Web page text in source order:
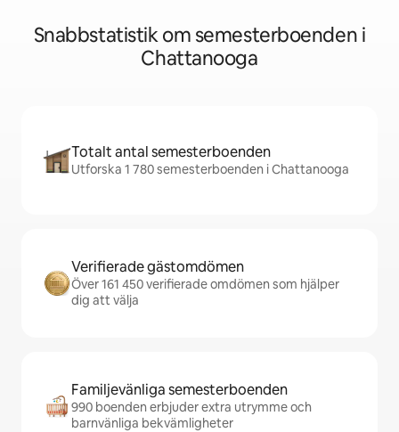
Snabbstatistik om semesterboenden i
Chattanooga
Totalt antal semesterboenden
Utforska 1 780 semesterboenden i Chattanooga
Verifierade gästomdömen
Över 161 450 verifierade omdömen som hjälper
dig att välja
Familjevänliga semesterboenden
990 boenden erbjuder extra utrymme och
barnvänliga bekvämligheter